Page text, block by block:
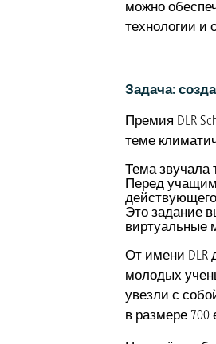
можно
технологии и
Задача:
Премия DLR
теме
Тема звучала
Перед
Это задание
виртуальные
От имени DLR
молодых
увезли с
в размере 700